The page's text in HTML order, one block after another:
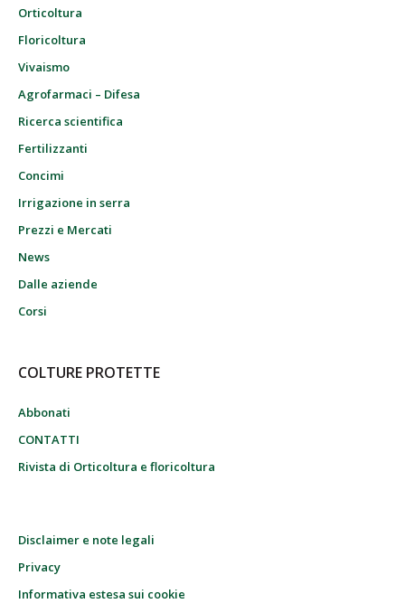
Orticoltura
Floricoltura
Vivaismo
Agrofarmaci – Difesa
Ricerca scientifica
Fertilizzanti
Concimi
Irrigazione in serra
Prezzi e Mercati
News
Dalle aziende
Corsi
COLTURE PROTETTE
Abbonati
CONTATTI
Rivista di Orticoltura e floricoltura
Disclaimer e note legali
Privacy
Informativa estesa sui cookie